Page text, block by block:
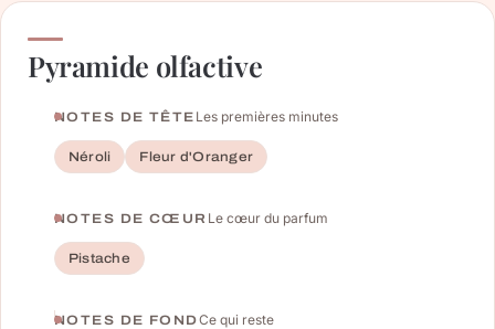
Pyramide olfactive
NOTES DE TÊTE Les premières minutes
Néroli Fleur d'Oranger
NOTES DE CŒUR Le cœur du parfum
Pistache
NOTES DE FONDCe qui reste